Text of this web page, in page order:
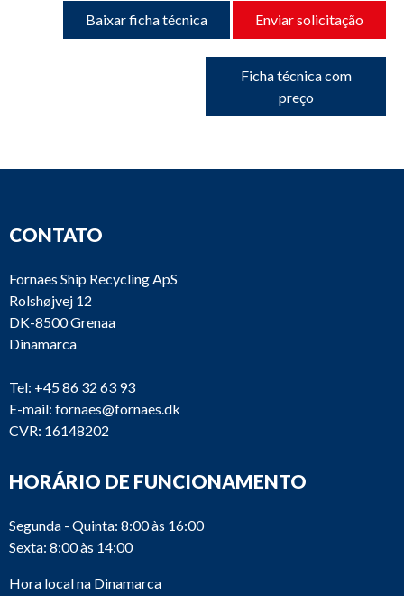
Baixar ficha técnica Enviar solicitação
Ficha técnica com
preço
CONTATO
Fornaes Ship Recycling ApS
Rolshøjvej 12
DK-8500 Grenaa
Dinamarca
Tel: +45 86 32 63 93
E-mail: fornaes@fornaes.dk
CVR: 16148202
HORÁRIO DE FUNCIONAMENTO
Segunda - Quinta: 8:00 às 16:00
Sexta: 8:00 às 14:00
Hora local na Dinamarca